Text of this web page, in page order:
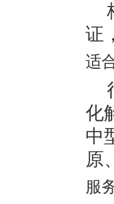
证
适
化
中
原
服